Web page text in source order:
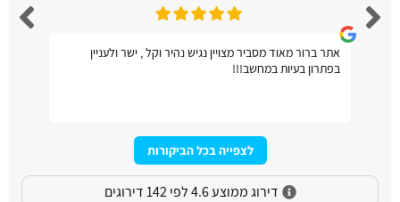
אתר ברור מאוד מסביר מצויין נגיש נהיר וקל , ישר ולעניין
בפתרון בעיות במחשב!!!
לצפייה בכל הביקורות
דירוג ממוצע 4.6 לפי 142 דירוגים